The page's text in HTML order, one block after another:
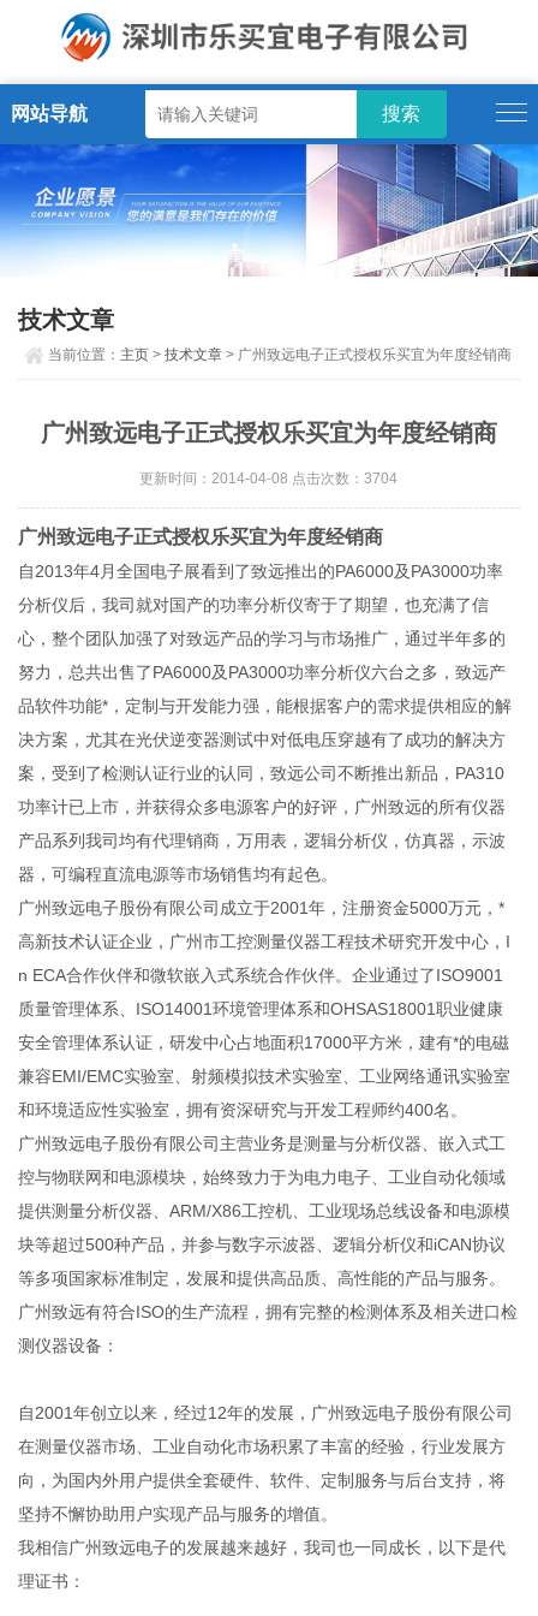
网站导航
技术文章
当前位置： 主页 >技术文章 > 广州致远电子正式授权乐买宜为年度经销商
广州致远电子正式授权乐买宜为年度经销商
更新时间：2014-04-08 点击次数：3704
广州致远电子正式授权乐买宜为年度经销商
自2013年4月全国电子展看到了致远推出的PA6000及PA3000功率
分析仪后，我司就对国产的功率分析仪寄于了期望，也充满了信
心，整个团队加强了对致远产品的学习与市场推广，通过半年多的
努力，总共出售了PA6000及PA3000功率分析仪六台之多，致远产
品软件功能*，定制与开发能力强，能根据客户的需求提供相应的解
决方案，尤其在光伏逆变器测试中对低电压穿越有了成功的解决方
案，受到了检测认证行业的认同，致远公司不断推出新品，PA310
功率计已上市，并获得众多电源客户的好评，广州致远的所有仪器
产品系列我司均有代理销商，万用表，逻辑分析仪，仿真器，示波
器，可编程直流电源等市场销售均有起色。
广州致远电子股份有限公司成立于2001年，注册资金5000万元，*
高新技术认证企业，广州市工控测量仪器工程技术研究开发中心，I
n ECA合作伙伴和微软嵌入式系统合作伙伴。企业通过了ISO9001
质量管理体系、ISO14001环境管理体系和OHSAS18001职业健康
安全管理体系认证，研发中心占地面积17000平方米，建有*的电磁
兼容EMI/EMC实验室、射频模拟技术实验室、工业网络通讯实验室
和环境适应性实验室，拥有资深研究与开发工程师约400名。
广州致远电子股份有限公司主营业务是测量与分析仪器、嵌入式工
控与物联网和电源模块，始终致力于为电力电子、工业自动化领域
提供测量分析仪器、ARM/X86工控机、工业现场总线设备和电源模
块等超过500种产品，并参与数字示波器、逻辑分析仪和iCAN协议
等多项国家标准制定，发展和提供高品质、高性能的产品与服务。
广州致远有符合ISO的生产流程，拥有完整的检测体系及相关进口检
测仪器设备：
自2001年创立以来，经过12年的发展，广州致远电子股份有限公司
在测量仪器市场、工业自动化市场积累了丰富的经验，行业发展方
向，为国内外用户提供全套硬件、软件、定制服务与后台支持，将
坚持不懈协助用户实现产品与服务的增值。
我相信广州致远电子的发展越来越好，我司也一同成长，以下是代
理证书：